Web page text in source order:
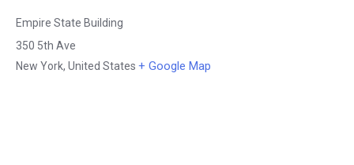
Empire State Building
350 5th Ave
New York, United States + Google Map